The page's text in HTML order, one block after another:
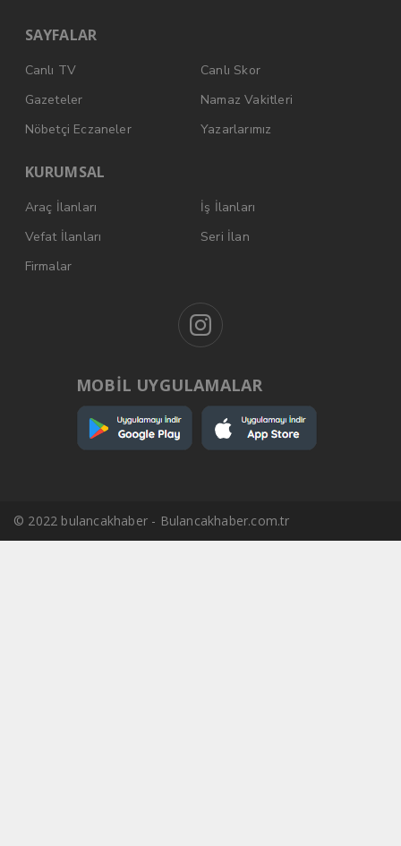
SAYFALAR
Canlı TV
Canlı Skor
Gazeteler
Namaz Vakitleri
Nöbetçi Eczaneler
Yazarlarımız
KURUMSAL
Araç İlanları
İş İlanları
Vefat İlanları
Seri İlan
Firmalar
MOBİL UYGULAMALAR
© 2022 bulancakhaber - Bulancakhaber.com.tr